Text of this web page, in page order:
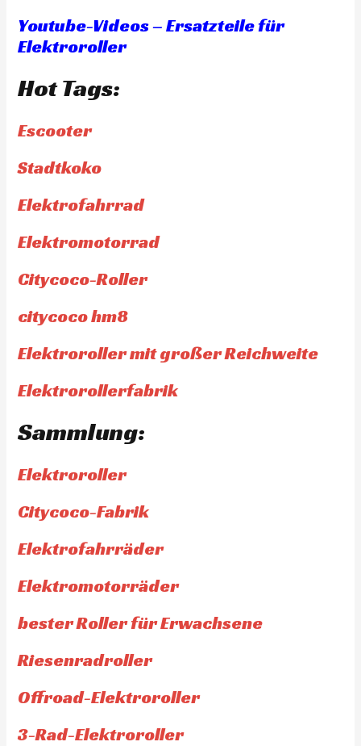
Youtube-Videos – Ersatzteile für
Elektroroller
Hot Tags:
Escooter
Stadtkoko
Elektrofahrrad
Elektromotorrad
Citycoco-Roller
citycoco hm8
Elektroroller mit großer Reichweite
Elektrorollerfabrik
Sammlung:
Elektroroller
Citycoco-Fabrik
Elektrofahrräder
Elektromotorräder
bester Roller für Erwachsene
Riesenradroller
Offroad-Elektroroller
3-Rad-Elektroroller